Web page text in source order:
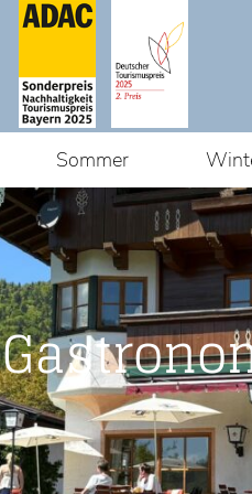
Sommer